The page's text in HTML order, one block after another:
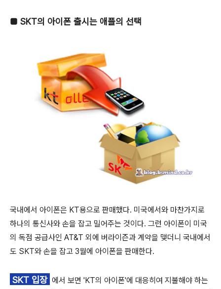
■ SKT의 아이폰 출시는 애플의 선택
국내에서 아이폰은 KT용으로 판매했다. 미국에서와 마찬가지로
하나의 통신사와 손을 잡고 밀어주는 것이다. 그런 아이폰이 미국
의 독점 공급사인 AT&T 외에 버라이즌과 계약을 맺더니 국내에서
도 SKT와 손을 잡고 3월에 아이폰을 판매한다.
SKT 입장 에서 보면 'KT의 아이폰'에 대응히여 지불해야 하는